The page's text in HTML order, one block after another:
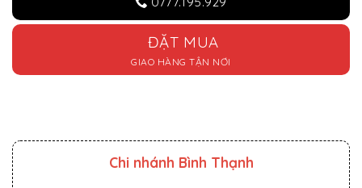
ĐẶT MUA
GIAO HÀNG TẬN NƠI
Chi nhánh Bình Thạnh